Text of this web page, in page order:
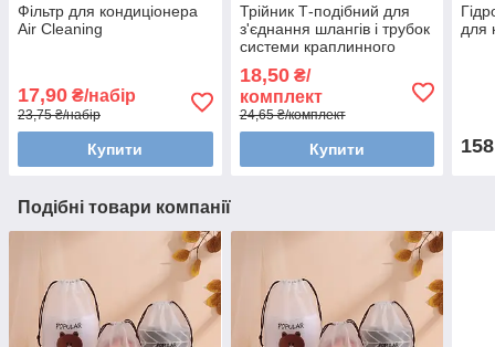
Фільтр для кондиціонера
Air Cleaning
17,90 ₴/набір
23,75 ₴/набір
Купити
Трійник Т-подібний для
з'єднання шлангів і трубок
системи краплинного
18,50₴/
комплект
24,65 ₴/комплект
Купити
для
Подібні товари компанії